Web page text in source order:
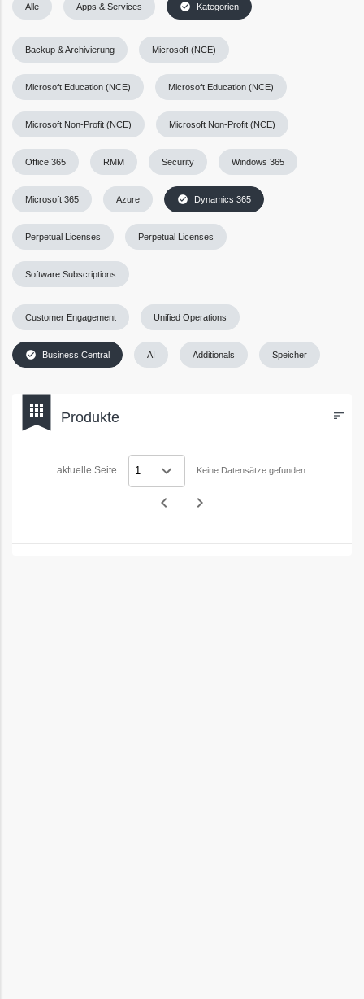
Alle Apps & Services check_circle Kategorien
Backup & Archivierung Microsoft (NCE)
Microsoft Education (NCE) Microsoft Education (NCE)
Microsoft Non-Profit (NCE) Microsoft Non-Profit (NCE)
Office 365 RMM Security Windows 365
Microsoft 365 Azure check_circle Dynamics 365
Customer Engagement Unified Operations
check_circle Business Central AI Additionals Speicher
Perpetual Licenses Perpetual Licenses
Software Subscriptions
bookmark
apps Produkte sort
aktuelle Seite Keine Datensätze gefunden.
navigate_before navigate_next